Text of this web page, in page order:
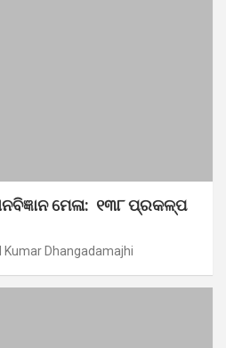
ମେଳା: ୧୩୮ ପ୍ରକଳ୍ପ
Kumar Dhangadamajhi